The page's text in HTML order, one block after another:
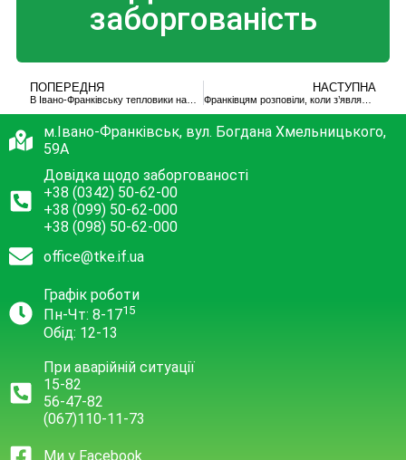
заборгованість
ПОПЕРЕДНЯ НАСТУПНА
Франківцям розповіли, коли з’являється тепло в батареях і гаряча вода після увімкнення світла
м.Івано-Франківськ, вул. Богдана Хмельницького,
59А
Довідка щодо заборгованості
+38 (0342) 50-62-00
+38 (099) 50-62-000
+38 (098) 50-62-000
office@tke.if.ua
Графік роботи
Пн-Чт: 8-1715
Обід: 12-13
При аварійній ситуації
15-82
56-47-82
(067)110-11-73
Ми у Facebook